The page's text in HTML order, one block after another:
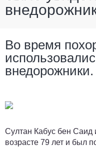
Во время
внедорожники.
Султан Кабус бен Саид
возрасте 79 лет и был